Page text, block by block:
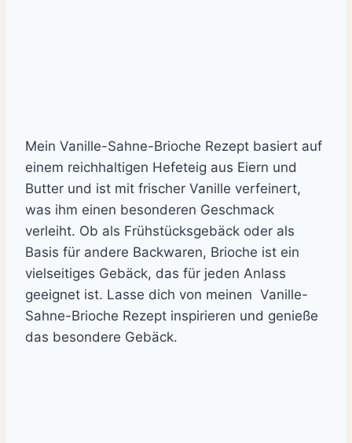
Mein Vanille-Sahne-Brioche Rezept basiert auf
einem reichhaltigen Hefeteig aus Eiern und
Butter und ist mit frischer Vanille verfeinert,
was ihm einen besonderen Geschmack
verleiht. Ob als Frühstücksgebäck oder als
Basis für andere Backwaren, Brioche ist ein
vielseitiges Gebäck, das für jeden Anlass
geeignet ist. Lasse dich von meinen Vanille-
Sahne-Brioche Rezept inspirieren und genieße
das besondere Gebäck.